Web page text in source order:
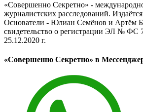
«Совершенно Секретно» -
журналистских расследований.
Основатели - Юлиан Семёнов и Артём
свидетельство о регистрации ЭЛ № ФС
25.12.2020 г.
«Совершенно Секретно» в